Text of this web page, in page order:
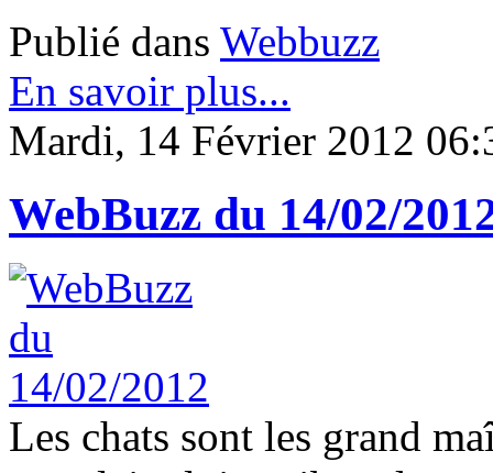
Publié dans Webbuzz
En savoir plus...
Mardi, 14 Février 2012
WebBuzz du 14/02/
Les chats sont les grand